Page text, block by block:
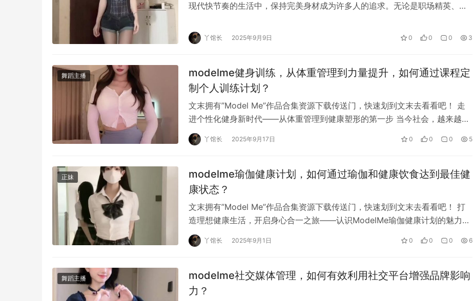
为什么全身训练能有效提升核心力量？因为核心肌群不仅仅是腹肌或背肌那么简单，它们还包括盆底肌、骨盆、腹横
肌、腰方肌等，这些肌肉共同支撑脊柱，稳定身体。核心力量的增强，可以改善姿势、减少腰痛、提升运动表现。而
现代快节奏的生活中，保持完美身材成为许多人的追求。无论是职场精英、拥
丫馆长 2025年9月9日 0 0 0 3
舞蹈主播
modelme健身训练，从体重管理到力量提升，如何通过课程定
制个人训练计划？
文末拥有”Model Me”作品合集资源下载传送门，快速划到文末去看看吧！ 走
进个性化健身新时代——从体重管理到健康塑形的第一步 当今社会，越来越多
的人开始…
丫馆长 2025年9月17日 0 0 0 5
正妹
modelme瑜伽健康计划，如何通过瑜伽和健康饮食达到最佳健
康状态？
文末拥有”Model Me”作品合集资源下载传送门，快速划到文末去看看吧！ 打
造理想健康生活，开启身心合一之旅——认识ModelMe瑜伽健康计划的魅力
在现…
丫馆长 2025年9月1日 0 0 0 6
舞蹈主播
modelme社交媒体管理，如何有效利用社交平台增强品牌影响
力？